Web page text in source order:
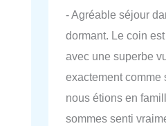
- Agréable séjour
dormant. Le coin
avec une superbe
exactement comme
nous étions en
sommes senti